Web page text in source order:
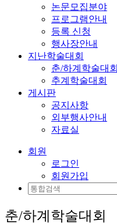
논문모집분야
프로그램안내
등록 신청
행사장안내
지난학술대회
춘/하계학술대회
추계학술대회
게시판
공지사항
외부행사안내
자료실
회원
로그인
회원가입
춘/하계학술대회